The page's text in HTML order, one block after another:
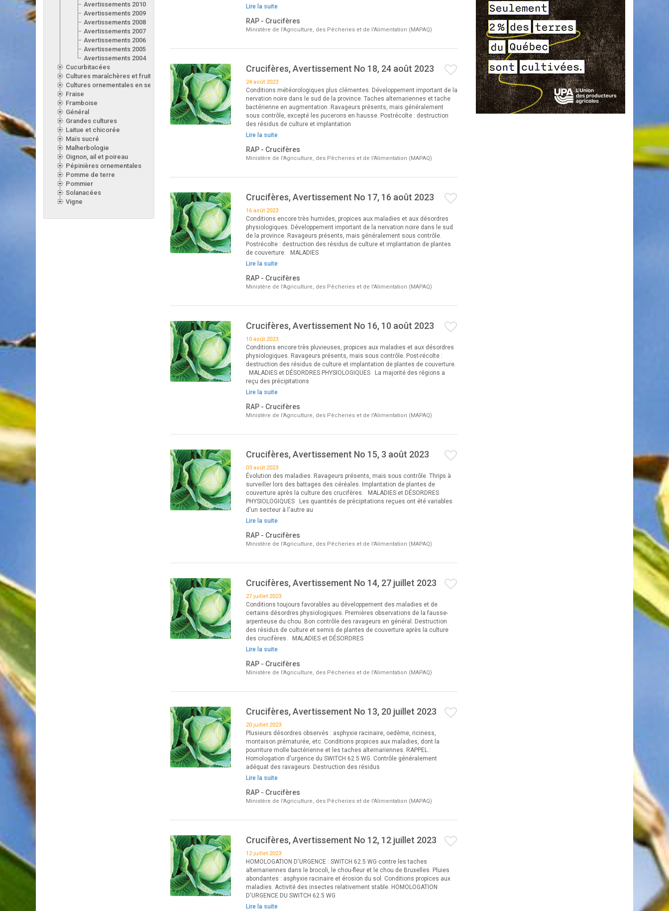
Avertissements 2010
Avertissements 2009
Avertissements 2008
Avertissements 2007
Avertissements 2006
Avertissements 2005
Avertissements 2004
Cucurbitacées
Cultures maraîchères et fruitières en serre
Cultures ornementales en serre
Fraise
Framboise
Général
Grandes cultures
Laitue et chicorée
Maïs sucré
Malherbologie
Oignon, ail et poireau
Pépinières ornementales
Pomme de terre
Pommier
Solanacées
Vigne
Lire la suite
RAP - Crucifères
Ministère de l'Agriculture, des Pêcheries et de l'Alimentation (MAPAQ)
Crucifères, Avertissement No 18, 24 août 2023
24 août 2023
Conditions météorologiques plus clémentes. Développement important de la
nervation noire dans le sud de la province. Taches alternariennes et tache
bactérienne en augmentation. Ravageurs présents, mais généralement
sous contrôle, excepté les pucerons en hausse. Postrécolte : destruction
des résidus de culture et implantation
Lire la suite
RAP - Crucifères
Ministère de l'Agriculture, des Pêcheries et de l'Alimentation (MAPAQ)
Crucifères, Avertissement No 17, 16 août 2023
16 août 2023
Conditions encore très humides, propices aux maladies et aux désordres
physiologiques. Développement important de la nervation noire dans le sud
de la province. Ravageurs présents, mais généralement sous contrôle.
Postrécolte : destruction des résidus de culture et implantation de plantes
de couverture. MALADIES
Lire la suite
RAP - Crucifères
Ministère de l'Agriculture, des Pêcheries et de l'Alimentation (MAPAQ)
Crucifères, Avertissement No 16, 10 août 2023
10 août 2023
Conditions encore très pluvieuses, propices aux maladies et aux désordres
physiologiques. Ravageurs présents, mais sous contrôle. Post-récolte :
destruction des résidus de culture et implantation de plantes de couverture.
MALADIES et DÉSORDRES PHYSIOLOGIQUES La majorité des régions a
reçu des précipitations
Lire la suite
RAP - Crucifères
Ministère de l'Agriculture, des Pêcheries et de l'Alimentation (MAPAQ)
Crucifères, Avertissement No 15, 3 août 2023
03 août 2023
Évolution des maladies. Ravageurs présents, mais sous contrôle. Thrips à
surveiller lors des battages des céréales. Implantation de plantes de
couverture après la culture des crucifères. MALADIES et DÉSORDRES
PHYSIOLOGIQUES Les quantités de précipitations reçues ont été variables
d'un secteur à l'autre au
Lire la suite
RAP - Crucifères
Ministère de l'Agriculture, des Pêcheries et de l'Alimentation (MAPAQ)
Crucifères, Avertissement No 14, 27 juillet 2023
27 juillet 2023
Conditions toujours favorables au développement des maladies et de
certains désordres physiologiques. Premières observations de la fausse-
arpenteuse du chou. Bon contrôle des ravageurs en général. Destruction
des résidus de culture et semis de plantes de couverture après la culture
des crucifères. MALADIES et DÉSORDRES
Lire la suite
RAP - Crucifères
Ministère de l'Agriculture, des Pêcheries et de l'Alimentation (MAPAQ)
Crucifères, Avertissement No 13, 20 juillet 2023
20 juillet 2023
Plusieurs désordres observés : asphyxie racinaire, oedème, riciness,
montaison prématurée, etc. Conditions propices aux maladies, dont la
pourriture molle bactérienne et les taches alternariennes. RAPPEL :
Homologation d'urgence du SWITCH 62.5 WG. Contrôle généralement
adéquat des ravageurs. Destruction des résidus
Lire la suite
RAP - Crucifères
Ministère de l'Agriculture, des Pêcheries et de l'Alimentation (MAPAQ)
Crucifères, Avertissement No 12, 12 juillet 2023
12 juillet 2023
HOMOLOGATION D'URGENCE : SWITCH 62.5 WG contre les taches
alternariennes dans le brocoli, le chou-fleur et le chou de Bruxelles. Pluies
abondantes : asphyxie racinaire et érosion du sol. Conditions propices aux
maladies. Activité des insectes relativement stable. HOMOLOGATION
D'URGENCE DU SWITCH 62.5 WG
Lire la suite